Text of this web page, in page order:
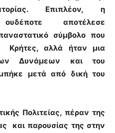
Επιπλέον, η
ουδέποτε αποτέλεσε
σύμβολο που
Κρήτες, αλλά ήταν μια
Δυνάμεων και του
μετά από δική του
Πολιτείας, πέραν της
και παρουσίας της στην